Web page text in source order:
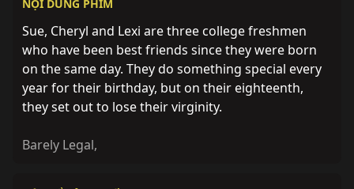
NỘI DUNG PHIM
Sue, Cheryl and Lexi are three college freshmen
who have been best friends since they were born
on the same day. They do something special every
year for their birthday, but on their eighteenth,
they set out to lose their virginity.
Barely Legal,